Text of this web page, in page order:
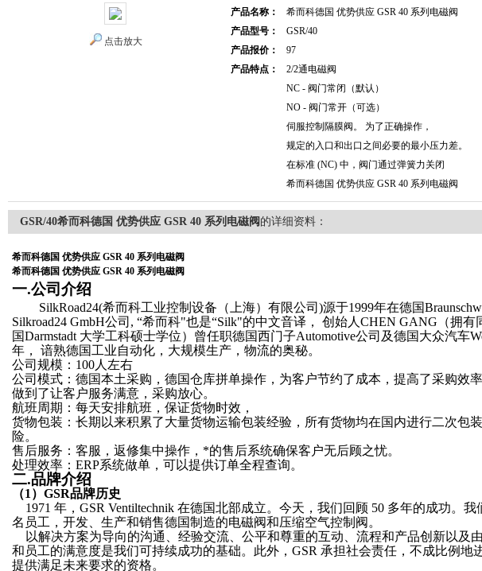
点击放大
产品名称：
希而科德国 优势供应 GSR 40 系列电磁阀
产品型号：
GSR/40
产品报价：
97
产品特点：
2/2通电磁阀
NC - 阀门常闭（默认）
NO - 阀门常开（可选）
伺服控制隔膜阀。 为了正确操作，
规定的入口和出口之间必要的最小压力差。
在标准 (NC) 中，阀门通过弹簧力关闭
希而科德国 优势供应 GSR 40 系列电磁阀
GSR/40希而科德国 优势供应 GSR 40 系列电磁阀 的详细资料：
希而科德国 优势供应 GSR 40 系列电磁阀
希而科德国 优势供应 GSR 40 系列电磁阀
一.公司介绍
SilkRoad24(希而科工业控制设备（上海）有限公司)源于1999年在德国
Silkroad24 GmbH公司, “希而科"也是“Silk"的中文音译， 创始人CHEN GANG（拥
国Darmstadt 大学工科硕士学位）曾任职德国西门子Automotive公司及德国大众汽车
年， 谙熟德国工业自动化，大规模生产，物流的奥秘。
公司规模： 100人左右
公司模式：德国本土采购，德国仓库拼单操作，为客户节约了成本，提高了采购效
做到了让客户服务满意，采购放心。
航班周期：每天安排航班，保证货物时效，
货物包装：长期以来积累了大量货物运输包装经验，所有货物均在国内进行二次包
险。
售后服务：客服，返修集中操作，*的售后系统确保客户无后顾之忧。
处理效率： ERP系统做单，可以提供订单全程查询。
二.品牌介绍
（1） GSR品牌历史
1971 年，GSR Ventiltechnik 在德国北部成立。今天，我们回顾 50 多年的成功。我
名员工，开发、生产和销售德国制造的电磁阀和压缩空气控制阀。
以解决方案为导向的沟通、经验交流、公平和尊重的互动、流程和产品创新以及
和员工的满意度是我们可持续成功的基础。此外， GSR 承担社会责任，不成比例地
提供满足未来要求的资格。